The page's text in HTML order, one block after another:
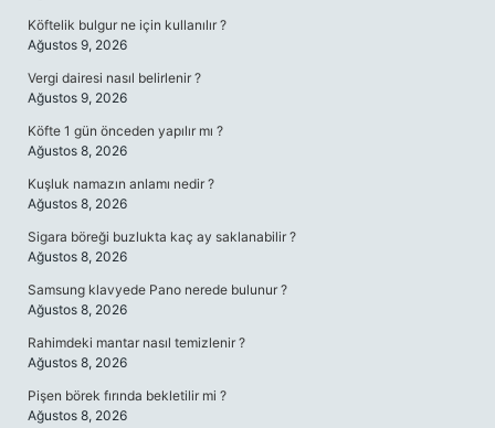
Köftelik bulgur ne için kullanılır ?
Ağustos 9, 2026
Vergi dairesi nasıl belirlenir ?
Ağustos 9, 2026
Köfte 1 gün önceden yapılır mı ?
Ağustos 8, 2026
Kuşluk namazın anlamı nedir ?
Ağustos 8, 2026
Sigara böreği buzlukta kaç ay saklanabilir ?
Ağustos 8, 2026
Samsung klavyede Pano nerede bulunur ?
Ağustos 8, 2026
Rahimdeki mantar nasıl temizlenir ?
Ağustos 8, 2026
Pişen börek fırında bekletilir mi ?
Ağustos 8, 2026